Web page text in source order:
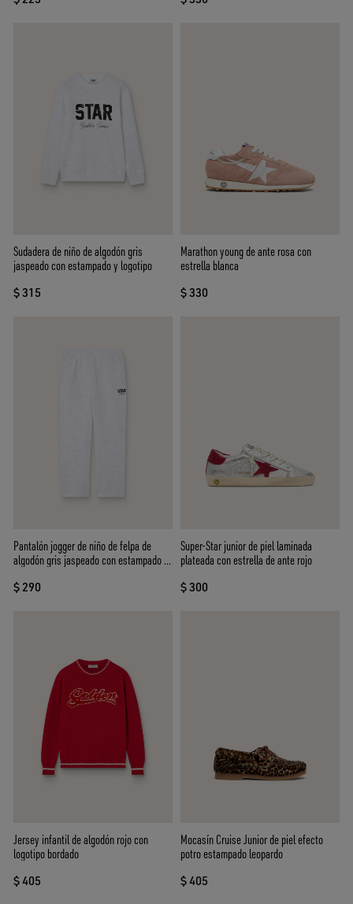
Sudadera de niño de algodón gris
jaspeado con estampado y logotipo
$ 315
Marathon young de ante rosa con
estrella blanca
$ 330
Pantalón jogger de niño de felpa de
algodón gris jaspeado con estampado y
$ 290
Super-Star junior de piel laminada
plateada con estrella de ante rojo
$ 300
Jersey infantil de algodón rojo con
logotipo bordado
$ 405
Mocasín Cruise Junior de piel efecto
potro estampado leopardo
$ 405